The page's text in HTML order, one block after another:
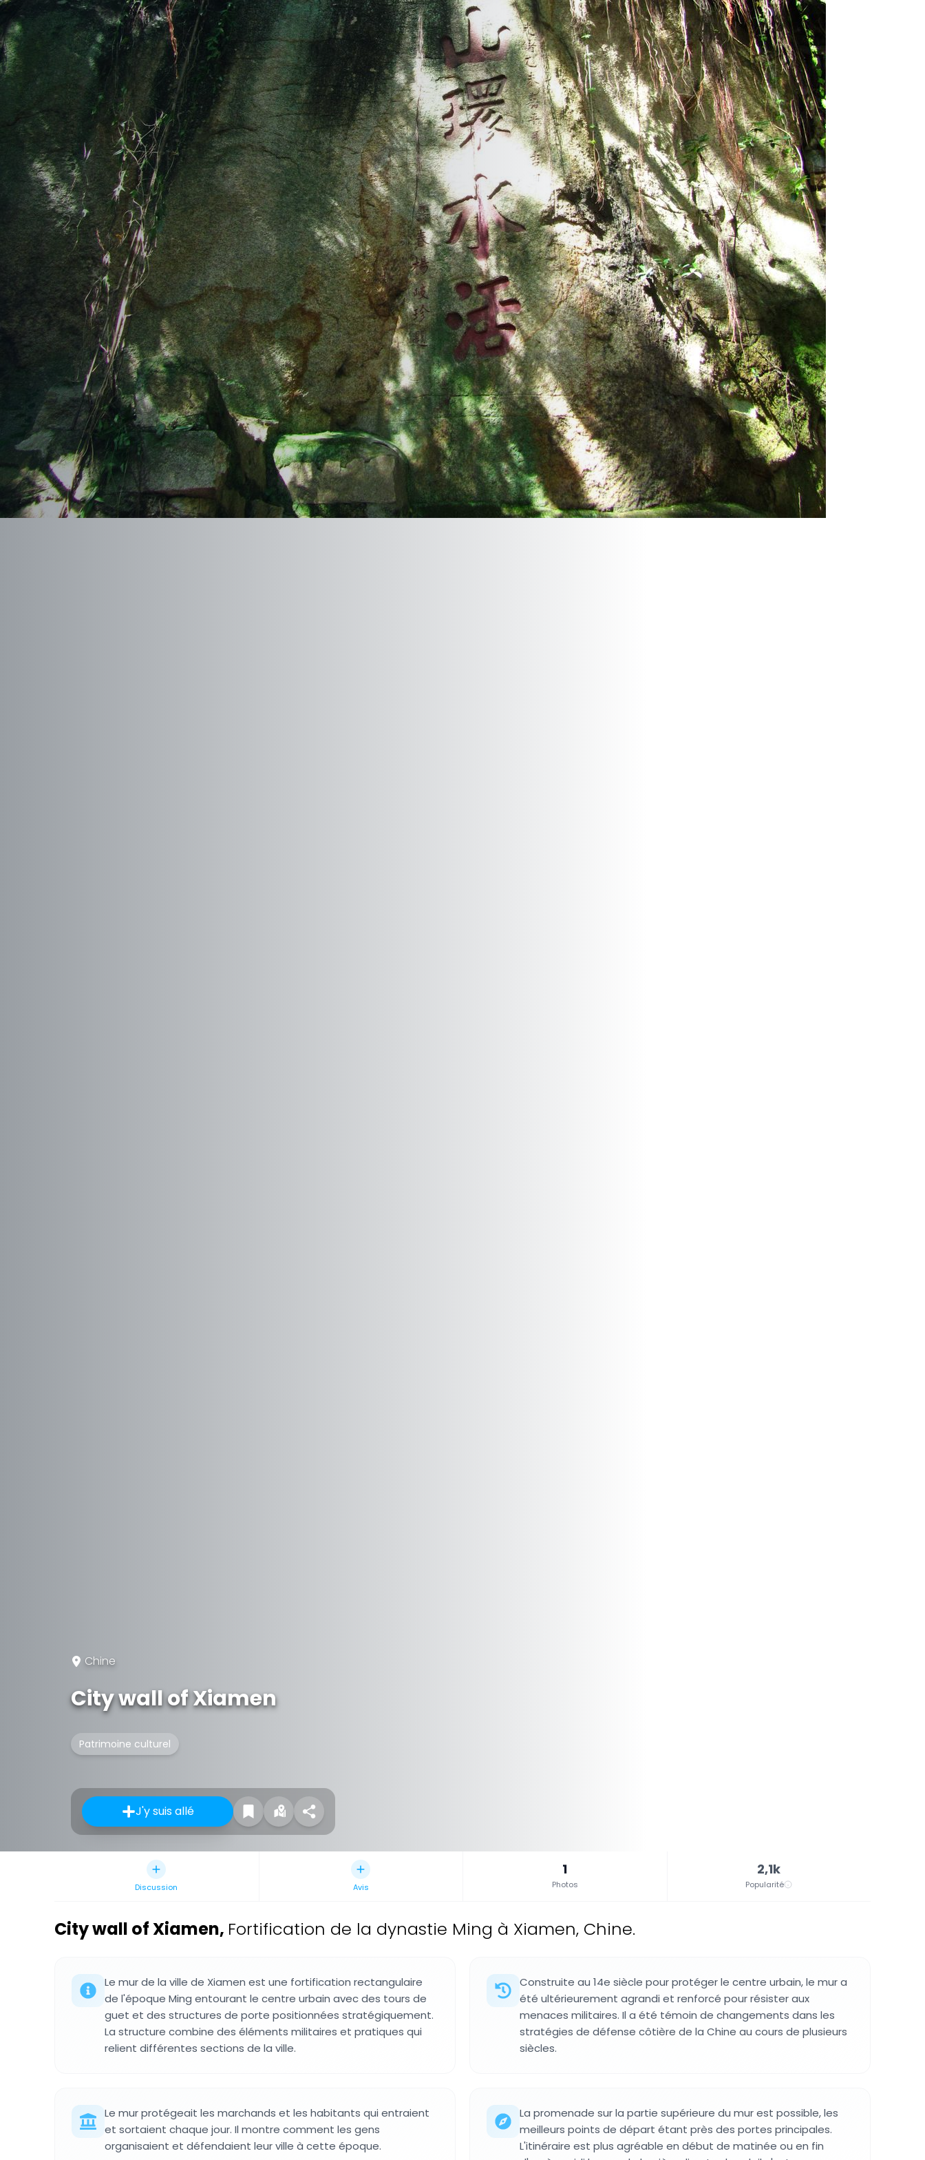
Chine
City wall of Xiamen
Patrimoine culturel
J'y suis allé
Discussion Avis
1
Photos
2,1k
Popularité
City wall of Xiamen, Fortification de la dynastie Ming à Xiamen, Chine.
Le mur de la ville de Xiamen est une fortification rectangulaire
de l'époque Ming entourant le centre urbain avec des tours de
guet et des structures de porte positionnées stratégiquement.
La structure combine des éléments militaires et pratiques qui
relient différentes sections de la ville.
Construite au 14e siècle pour protéger le centre urbain, le mur a
été ultérieurement agrandi et renforcé pour résister aux
menaces militaires. Il a été témoin de changements dans les
stratégies de défense côtière de la Chine au cours de plusieurs
siècles.
Le mur protégeait les marchands et les habitants qui entraient
et sortaient chaque jour. Il montre comment les gens
organisaient et défendaient leur ville à cette époque.
La promenade sur la partie supérieure du mur est possible, les
meilleurs points de départ étant près des portes principales.
L'itinéraire est plus agréable en début de matinée ou en fin